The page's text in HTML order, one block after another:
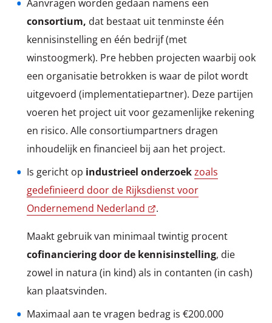
Aanvragen worden gedaan namens een
consortium, dat bestaat uit tenminste één
kennisinstelling en één bedrijf (met
winstoogmerk). Pre hebben projecten waarbij ook
een organisatie betrokken is waar de pilot wordt
uitgevoerd (implementatiepartner). Deze partijen
voeren het project uit voor gezamenlijke rekening
en risico. Alle consortiumpartners dragen
inhoudelijk en financieel bij aan het project.
Is gericht op industrieel onderzoekzoals
gedefinieerd door de Rijksdienst voor
Ondernemend Nederland
.
Maakt gebruik van minimaal twintig procent
cofinancieringdoor de kennisinstelling, die
zowel in natura (in kind) als in contanten (in cash)
kan plaatsvinden.
Maximaal aan te vragen bedrag is €200.000